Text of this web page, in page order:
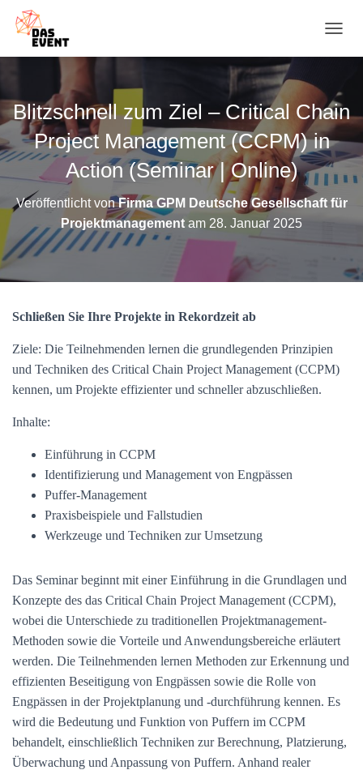
A
G
A
I
O
M
C
Blitzschnell zum Ziel – Critical Chain
Project Management (CCPM) in
Action (Seminar | Online)
Veröffentlicht vonFirma GPM Deutsche Gesellschaft für
Projektmanagement am 28. Januar 2025
Schließen Sie Ihre Projekte in Rekordzeit ab
Ziele: Die Teilnehmenden lernen die grundlegenden Prinzipien
und Techniken des Critical Chain Project Management (CCPM)
kennen, um Projekte effizienter und schneller abzuschließen.
Inhalte:
Einführung in CCPM
Identifizierung und Management von Engpässen
Puffer-Management
Praxisbeispiele und Fallstudien
Werkzeuge und Techniken zur Umsetzung
Das Seminar beginnt mit einer Einführung in die Grundlagen und
Konzepte des das Critical Chain Project Management (CCPM),
wobei die Unterschiede zu traditionellen Projektmanagement-
Methoden sowie die Vorteile und Anwendungsbereiche erläutert
werden. Die Teilnehmenden lernen Methoden zur Erkennung und
effizienten Beseitigung von Engpässen sowie die Rolle von
Engpässen in der Projektplanung und -durchführung kennen. Es
wird die Bedeutung und Funktion von Puffern im CCPM
behandelt, einschließlich Techniken zur Berechnung, Platzierung,
Überwachung und Anpassung von Puffern. Anhand realer